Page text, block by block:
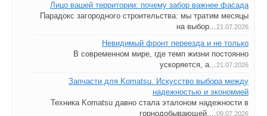
Лицо вашей территории: почему забор важнее фасада
Парадокс загородного строительства: мы тратим месяцы
на выбор...21.07.2026
Невидимый фронт переезда и не только
В современном мире, где темп жизни постоянно
ускоряется, а...21.07.2026
Запчасти для Komatsu. Искусство выбора между
надежностью и экономией
Техника Komatsu давно стала эталоном надежности в
горнодобывающей,...09.07.2026